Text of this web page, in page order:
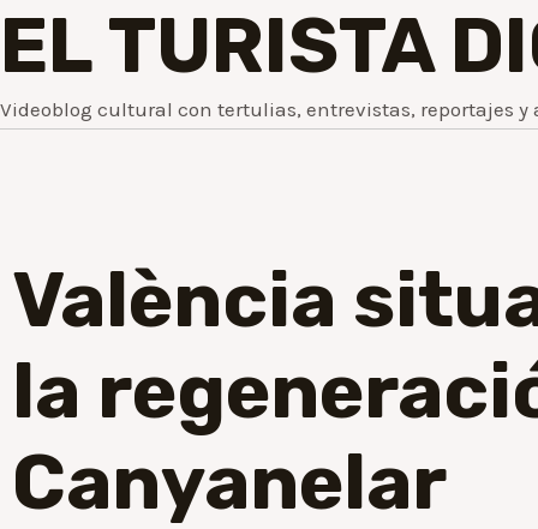
EL TURISTA
Videoblog cultural con tertulias, entrevistas, reportajes y
València
la
Canyanelar